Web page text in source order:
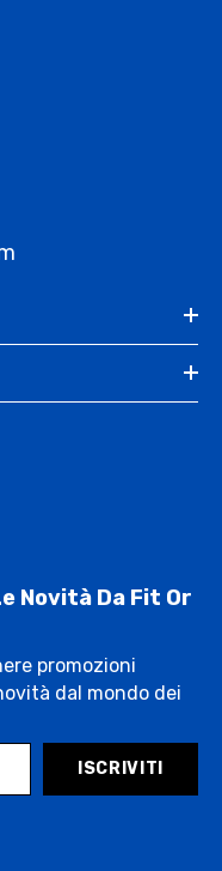
Novità Da Fit Or
promozioni
dal mondo dei
ISCRIVITI